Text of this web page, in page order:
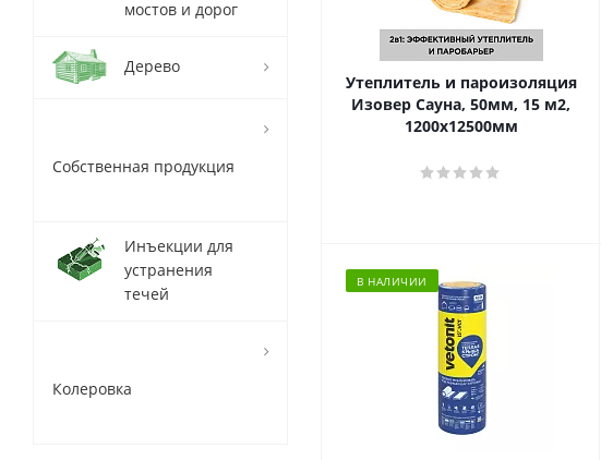
Утеплитель и пароизоляция
Изовер Сауна, 50мм, 15 м2,
1200х12500мм
В НАЛИЧИИ
мостов и дорог
Дерево
Собственная продукция
Инъекции для
устранения
течей
Колеровка